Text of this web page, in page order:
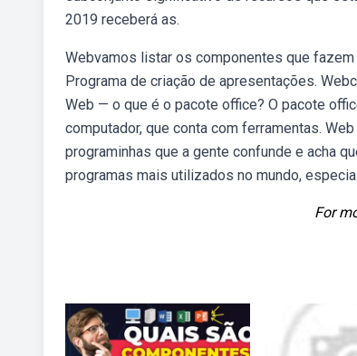
2019 receberá as.
Webvamos listar os componentes que
Programa de criação de apresentações.
Web — o que é o pacote office? O pacote
computador, que conta com ferramentas.
programinhas que a gente confunde e acha
programas mais utilizados no mundo,
For